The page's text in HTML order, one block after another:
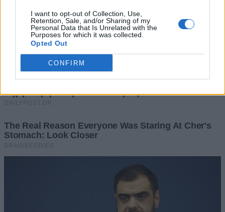
I want to opt-out of Collection, Use,
Retention, Sale, and/or Sharing of my
Personal Data that Is Unrelated with the
Purposes for which it was collected.
Opted Out
CONFIRM